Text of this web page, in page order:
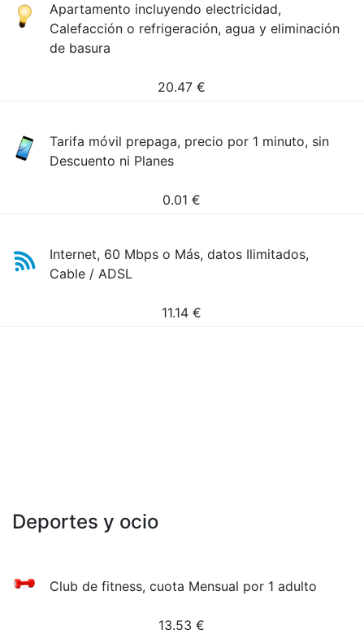
Apartamento incluyendo electricidad,
Calefacción o refrigeración, agua y eliminación
de basura
20.47 €
Tarifa móvil prepaga, precio por 1 minuto, sin
Descuento ni Planes
0.01 €
Internet, 60 Mbps o Más, datos Ilimitados,
Cable / ADSL
11.14 €
Deportes y ocio
Club de fitness, cuota Mensual por 1 adulto
13.53 €